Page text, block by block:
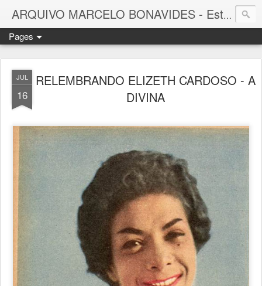
ARQUIVO MARCELO BONAVIDES - Estrelas que nunca se Apagam -
Pages
JUL
16
RELEMBRANDO ELIZETH CARDOSO - A
DIVINA